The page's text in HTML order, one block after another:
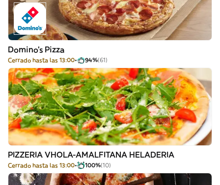
Domino's Pizza
Cerrado hasta las 13:00 94%(61)
PIZZERIA VHOLA-AMALFITANA HELADERIA
Cerrado hasta las 13:00 100%(10)